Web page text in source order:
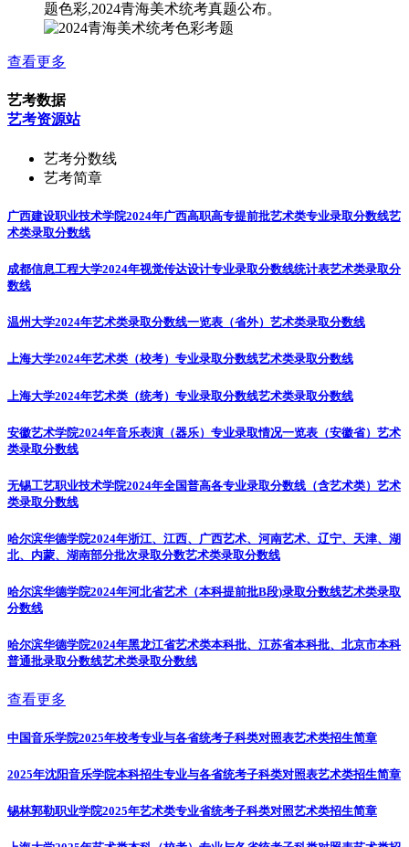
题色彩,2024青海美术统考真题公布。
查看更多
艺考数据
艺考资源站
艺考分数线
艺考简章
广西建设职业技术学院2024年广西高职高专提前批艺术类专业录取分数线艺
术类录取分数线
成都信息工程大学2024年视觉传达设计专业录取分数线统计表艺术类录取分
数线
温州大学2024年艺术类录取分数线一览表（省外） 艺术类录取分数线
上海大学2024年艺术类（校考）专业录取分数线艺术类录取分数线
上海大学2024年艺术类（统考）专业录取分数线艺术类录取分数线
安徽艺术学院2024年音乐表演（器乐）专业录取情况一览表（安徽省） 艺术
类录取分数线
无锡工艺职业技术学院2024年全国普高各专业录取分数线（含艺术类） 艺术
类录取分数线
哈尔滨华德学院2024年浙江、江西、广西艺术、河南艺术、辽宁、天津、湖
北、内蒙、湖南部分批次录取分数艺术类录取分数线
哈尔滨华德学院2024年河北省艺术（本科提前批B段)录取分数线艺术类录取
分数线
哈尔滨华德学院2024年黑龙江省艺术类本科批、江苏省本科批、北京市本科
普通批录取分数线艺术类录取分数线
查看更多
中国音乐学院2025年校考专业与各省统考子科类对照表艺术类招生简章
2025年沈阳音乐学院本科招生专业与各省统考子科类对照表艺术类招生简章
锡林郭勒职业学院2025年艺术类专业省统考子科类对照艺术类招生简章